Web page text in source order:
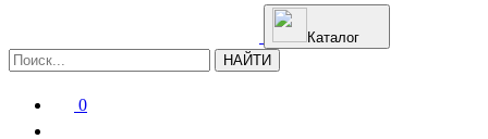
Каталог
НАЙТИ
0